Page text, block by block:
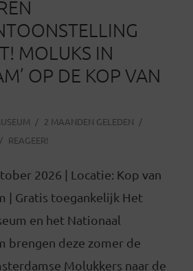
MOLUKS IN
OP DE KOP VAN
2 MAANDEN GELEDEN
REAGEER!
2026 | Locatie: Kop van
| Gratis toegankelijk Het
en het Nationaal
brengen deze zomer de
Molukkers naar de